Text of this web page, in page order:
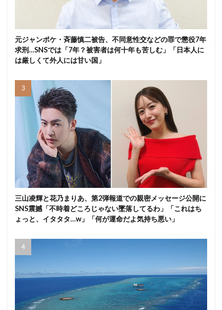
元ジャンポケ・斉藤慎二被告、不同意性交などの罪で懲役7年
求刑…SNSでは「7年？被害者は何十年も苦しむ」「日本人に
は厳しくて外人には甘い国」
三山凌輝と花乃まりあ、第2弾報道での親密メッセージ公開に
SNS震撼「不時着どころじゃない墜落してるわ」「これはち
ょっと、イタタタ…w」「何が運命だよ気持ち悪い」